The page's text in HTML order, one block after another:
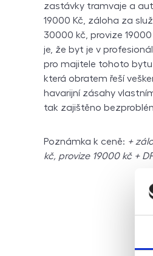
zastávky tramvaje a
19000 Kč, záloha za
30000 kč, provize
je, že byt je v
pro majitele tohoto bytu
která obratem řeší
havarijní zásahy
tak zajištěno
Poznámka k ceně: +
kč, provize 19000 kč +